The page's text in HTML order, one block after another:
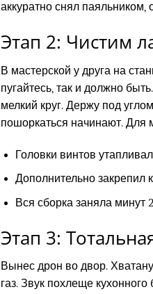
аккуратно снял паяльником,
Этап 2: Чистим
В мастерской у друга на
пугайтесь, так и должно
мелкий круг. Держу под
пошоркаться начинают. Для
Головки винтов
Дополнительно закрепил
Вся сборка заняла минут
Этап 3:
Вынес дрон во двор.
газ. Звук похлеще